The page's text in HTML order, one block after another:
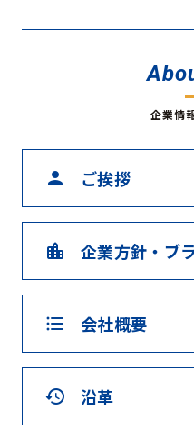
企業情
person ご挨拶
location_city 企業方針・ブ
format_list_bulleted 会社概要
history 沿革